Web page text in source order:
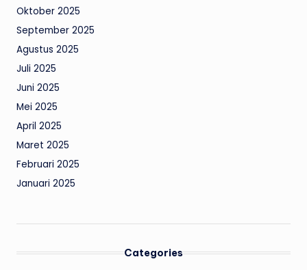
Oktober 2025
September 2025
Agustus 2025
Juli 2025
Juni 2025
Mei 2025
April 2025
Maret 2025
Februari 2025
Januari 2025
Categories